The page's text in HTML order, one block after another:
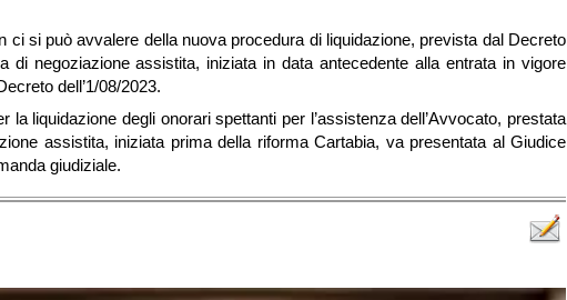
ci si può avvalere della nuova procedura di liquidazione, prevista dal Decreto
di negoziazione assistita, iniziata in data antecedente alla entrata in vigore
dell’1/08/2023.
la liquidazione degli onorari spettanti per l’assistenza dell’Avvocato, prestata
assistita, iniziata prima della riforma Cartabia, va presentata al Giudice
giudiziale.